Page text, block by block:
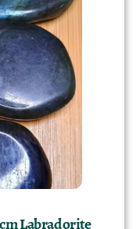
Labradorite